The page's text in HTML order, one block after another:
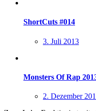
ShortCuts #014
3. Juli 2013
Monsters Of Rap
2. Dezember